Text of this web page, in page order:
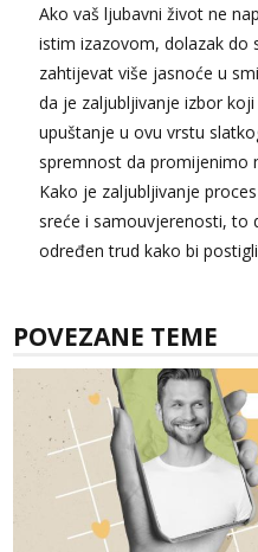
Ako vaš ljubavni život ne
istim izazovom, dolazak do
zahtijevat više jasnoće u
da je zaljubljivanje izbor
upuštanje u ovu vrstu
spremnost da promijenimo
Kako je zaljubljivanje
sreće i samouvjerenosti, to
određen trud kako bi
POVEZANE TEME